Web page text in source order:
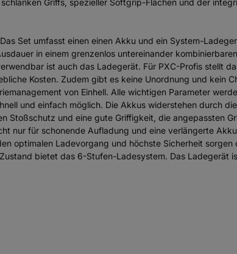
Set umfasst einen einen Akku und ein System-
in einem grenzenlos untereinander
ist auch das Ladegerät. Für PXC-Profis stellt
Kosten. Zudem gibt es keine Unordnung und kein
von Einhell. Alle wichtigen Parameter
und einfach möglich. Die Akkus widerstehen durch
Stoßschutz und eine gute Griffigkeit, die angepassten
nur für schonende Aufladung und eine verlängerte
optimalen Ladevorgang und höchste Sicherheit
bietet das 6-Stufen-Ladesystem. Das Ladegerät